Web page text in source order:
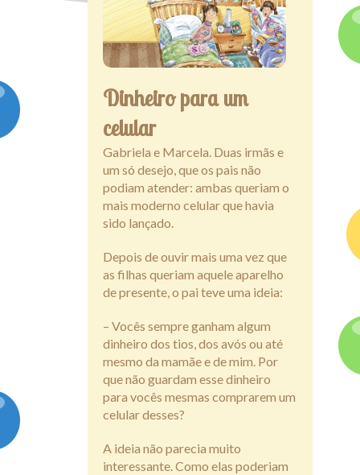
Dinheiro para um
celular
Gabriela e Marcela. Duas irmãs e
um só desejo, que os pais não
podiam atender: ambas queriam o
mais moderno celular que havia
sido lançado.
Depois de ouvir mais uma vez que
as filhas queriam aquele aparelho
de presente, o pai teve uma ideia:
– Vocês sempre ganham algum
dinheiro dos tios, dos avós ou até
mesmo da mamãe e de mim. Por
que não guardam esse dinheiro
para vocês mesmas comprarem um
celular desses?
A ideia não parecia muito
interessante. Como elas poderiam